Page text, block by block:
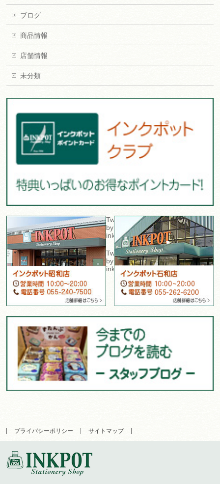
ブログ
商品情報
店舗情報
未分類
Tweets
by
inkpot_sta
Tweets
by
inkpot_isawa
プライバシーポリシー サイトマップ